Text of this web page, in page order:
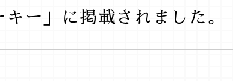
キー」に掲載されました